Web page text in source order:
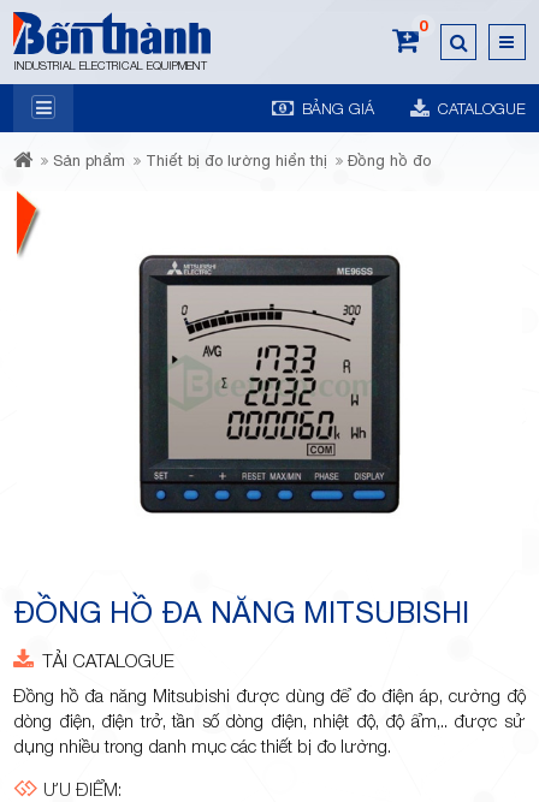
INDUSTRIAL ELECTRICAL EQUIPMENT
0
BẢNG GIÁ CATALOGUE
7A
Trương
Minh
Giảng,
Sản phẩm Thiết bị đo lường hiển thị Đồng hồ đo
ĐỒNG HỒ ĐA NĂNG MITSUBISHI
TẢI CATALOGUE
Đồng hồ đa năng Mitsubishi được dùng để đo điện áp, cường độ
dòng điện, điện trở, tần số dòng điện, nhiệt độ, độ ẩm,.. được sử
dụng nhiều trong danh mục các thiết bị đo lường.
ƯU ĐIỂM: